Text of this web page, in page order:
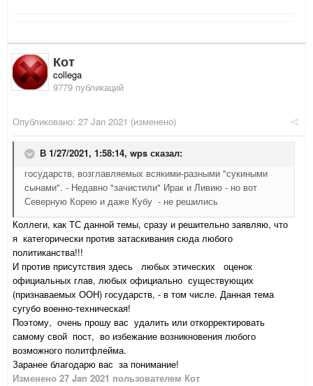
Кот
collega
9779 публикаций
Опубликовано: 27 Jan 2021 (изменено)
В 1/27/2021, 1:58:14, wps сказал:
государств, возглавляемых всякими-разными "сукиными
сынами". - Недавно "зачистили" Ирак и Ливию - но вот
Северную Корею и даже Кубу - не решились
Коллеги, как ТС данной темы, сразу и решительно заявляю, что
я категорически против затаскивания сюда любого
политиканства!!!
И против присутствия здесь любых этических оценок
официальных глав, любых официально существующих
(признаваемых ООН) государств, - в том числе. Данная тема
сугубо военно-техническая!
Поэтому, очень прошу вас удалить или откорректировать
самому свой пост, во избежание возникновения любого
возможного политфлейма.
Заранее благодарю вас за понимание!
Изменено 27 Jan 2021 пользователем Кот